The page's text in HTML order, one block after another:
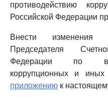
противодействию
Российской Федерации
Внести изменения
Председателя
Федерации по
коррупционных и иных
приложению к